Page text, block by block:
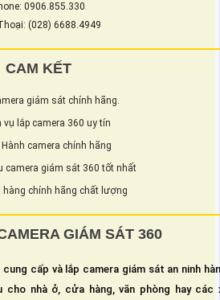
0906.855.330
(028) 6688.4949
CAM KẾT
giám sát chính hãng.
vụ lắp camera 360 uy tín
Hành camera chính hãng
camera giám sát 360 tốt nhất
hàng chính hãng chất lượng
GIÁM SÁT 360
cấp và lắp camera giám sát an ninh
nhà ở, cửa hàng, văn phòng hay các